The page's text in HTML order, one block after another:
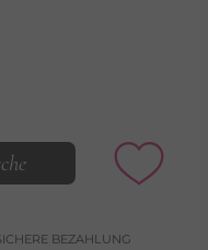
BEZAHLUNG